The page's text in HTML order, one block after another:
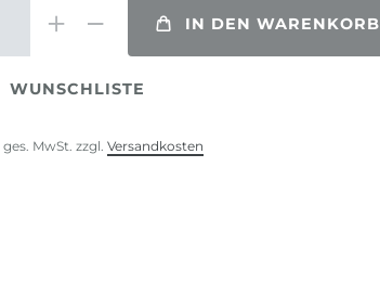
IN DEN WARENKORB
WUNSCHLISTE
MwSt. zzgl. Versandkosten